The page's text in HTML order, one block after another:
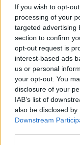
If you wish to opt-
processing of your
targeted advertising
section to confirm
opt-out request is
interest-based ads
us or personal
your opt-out. You
disclosure of your
IAB’s list of
also be disclosed
Downstream
14. D R A
15. M A D
16. M A K
17.
M A R
18. M A R
19.
M E A
20. M E R
21.
R A K